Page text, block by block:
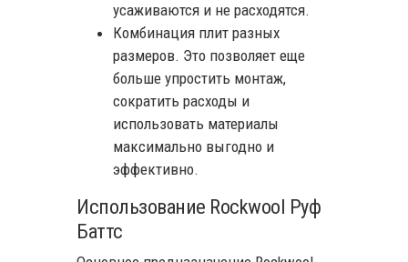
усаживаются и не расходятся.
Комбинация плит разных
размеров. Это позволяет еще
больше упростить монтаж,
сократить расходы и
использовать материалы
максимально выгодно и
эффективно.
Использование Rockwool Руф
Баттс